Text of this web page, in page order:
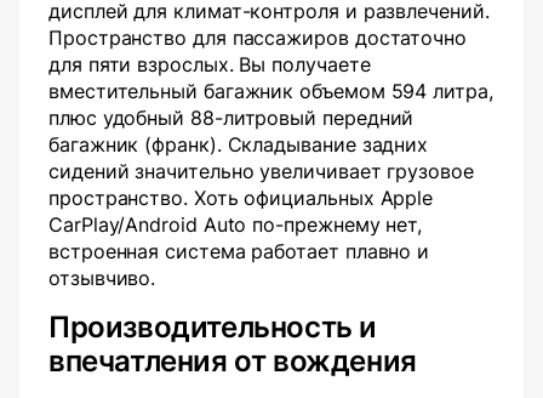
дисплей для климат-контроля и развлечений.
Пространство для пассажиров достаточно
для пяти взрослых. Вы получаете
вместительный багажник объемом 594 литра,
плюс удобный 88-литровый передний
багажник (франк). Складывание задних
сидений значительно увеличивает грузовое
пространство. Хоть официальных Apple
CarPlay/Android Auto по-прежнему нет,
встроенная система работает плавно и
отзывчиво.
Производительность и
впечатления от вождения